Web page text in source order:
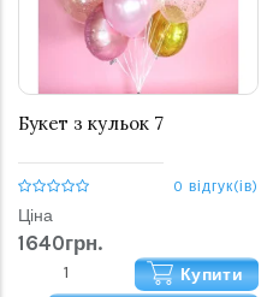
Букет з кульок 7
0 відгук(ів)
Ціна
1640грн.
Купити